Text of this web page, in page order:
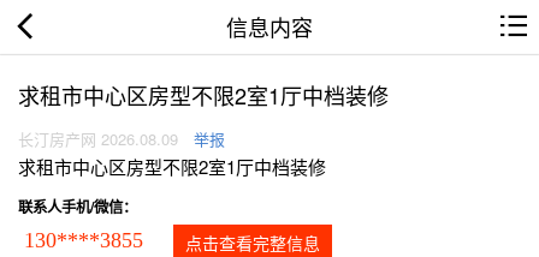
信息内容
求租市中心区房型不限2室1厅中档装修
长汀房产网 2026.08.09 举报
求租市中心区房型不限2室1厅中档装修
联系人手机/微信：
130****3855 点击查看完整信息